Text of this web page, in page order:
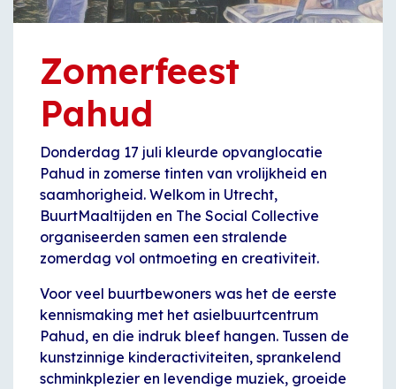
Zomerfeest
Pahud
Donderdag 17 juli kleurde opvanglocatie
Pahud in zomerse tinten van vrolijkheid en
saamhorigheid. Welkom in Utrecht,
BuurtMaaltijden en The Social Collective
organiseerden samen een stralende
zomerdag vol ontmoeting en creativiteit.
Voor veel buurtbewoners was het de eerste
kennismaking met het asielbuurtcentrum
Pahud, en die indruk bleef hangen. Tussen de
kunstzinnige kinderactiviteiten, sprankelend
schminkplezier en levendige muziek, groeide